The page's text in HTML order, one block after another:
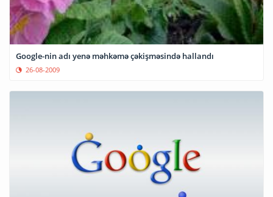
Google-nin adı yenə məhkəmə çəkişməsində hallandı
26-08-2009